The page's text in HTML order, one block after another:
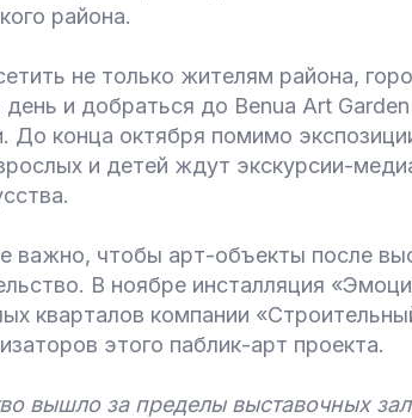
района.
не только жителям района,
и добраться до Benua Art
До конца октября помимо
и детей ждут экскурсии-
важно, чтобы арт-объекты после
В ноябре инсталляция
кварталов компании
этого паблик-арт проекта.
вышло за пределы выставочных